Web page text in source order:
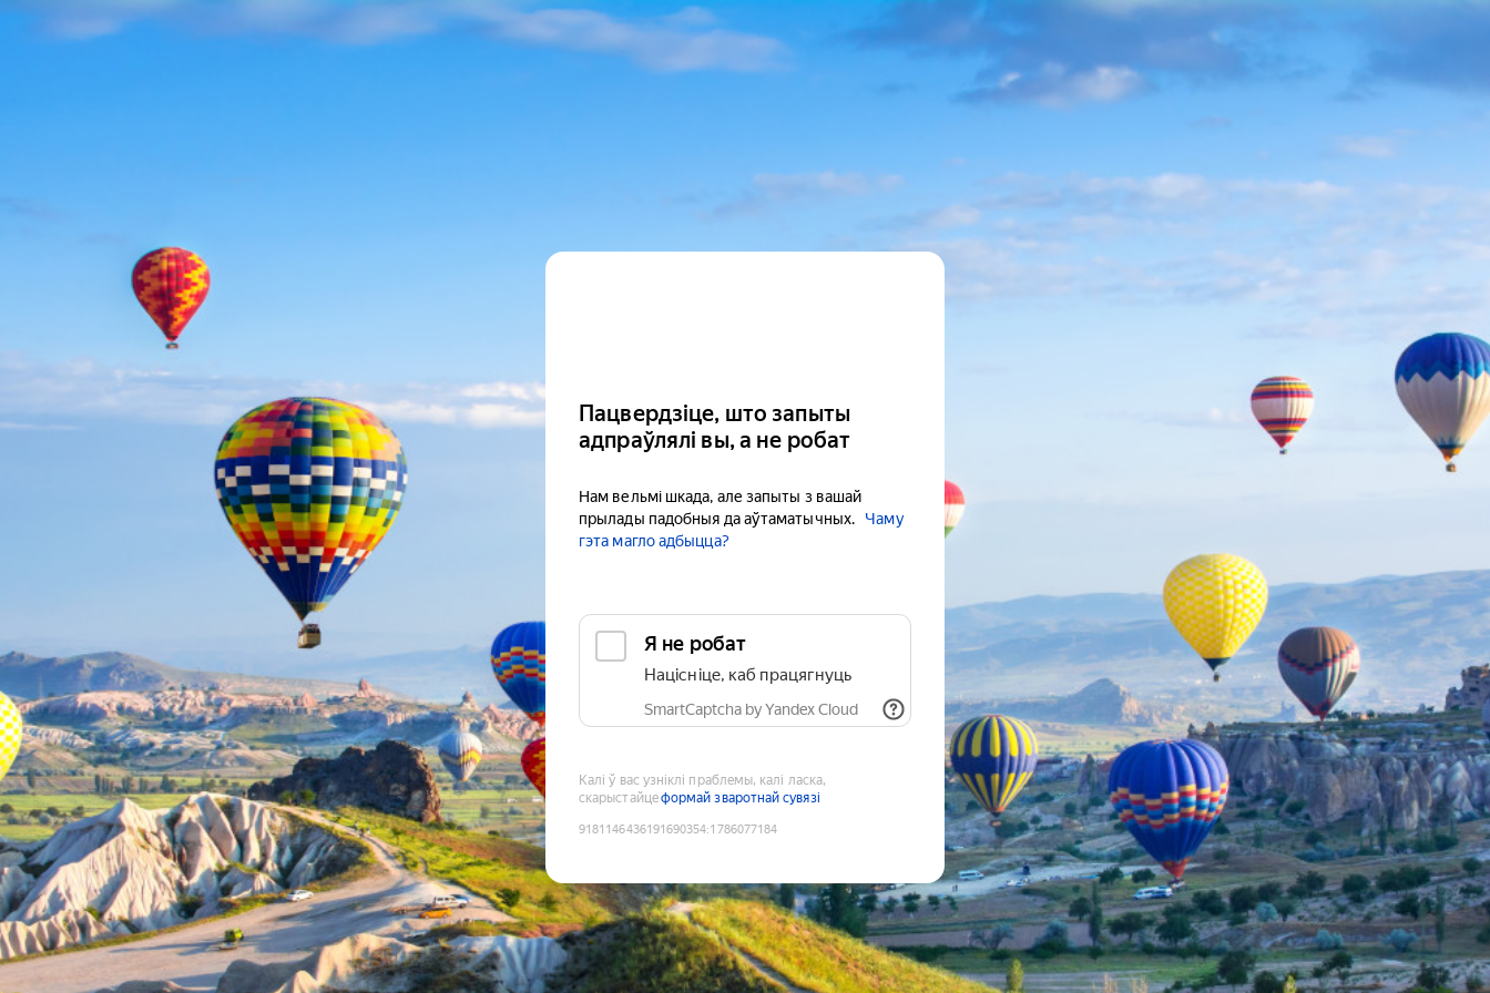
Пацвердзіце, што запыты
адпраўлялі вы, а не робат
Нам вельмі шкада, але запыты з вашай
прылады падобныя да аўтаматычных.
Чаму
гэта магло адбыцца?
Я не робат
Націсніце, каб працягнуць
SmartCaptcha by Yandex Cloud
Калі ў вас узніклі праблемы, калі ласка,
скарыстайцеформай зваротнай сувязі
9181146436191690354:1786077184